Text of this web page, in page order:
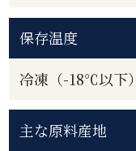
保存温度
冷凍（-18℃以下）
主な原料産地